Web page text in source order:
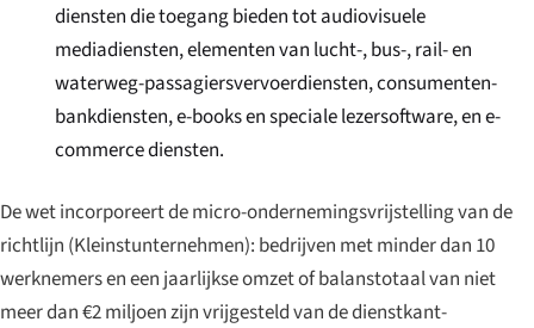
diensten die toegang bieden tot audiovisuele
mediadiensten, elementen van lucht-, bus-, rail- en
waterweg-passagiersvervoerdiensten, consumenten-
bankdiensten, e-books en speciale lezersoftware, en e-
commerce diensten.
De wet incorporeert de micro-ondernemingsvrijstelling van de
richtlijn (Kleinstunternehmen): bedrijven met minder dan 10
werknemers en een jaarlijkse omzet of balanstotaal van niet
meer dan €2 miljoen zijn vrijgesteld van de dienstkant-